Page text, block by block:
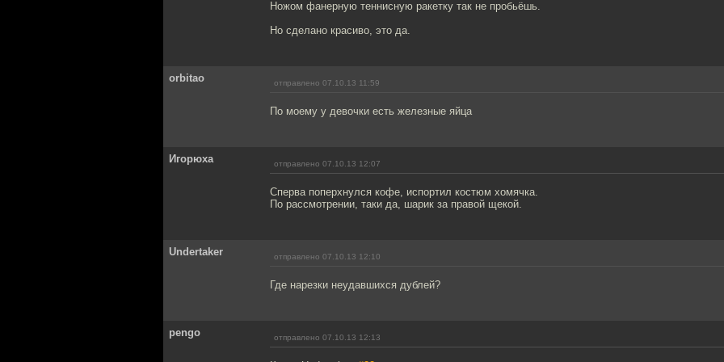
Ножом фанерную теннисную ракетку так не пробьёшь.
Но сделано красиво, это да.
orbitao отправлено 07.10.13 11:59
По моему у девочки есть железные яйца
Игорюха отправлено 07.10.13 12:07
Сперва поперхнулся кофе, испортил костюм хомячка.
По рассмотрении, таки да, шарик за правой щекой.
Undertaker отправлено 07.10.13 12:10
Где нарезки неудавшихся дублей?
pengo отправлено 07.10.13 12:13